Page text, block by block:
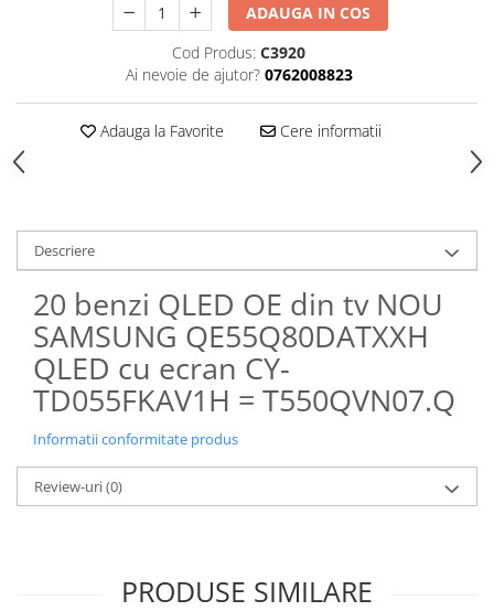
ADAUGA IN COS
Cod Produs: C3920
Ai nevoie de ajutor? 0762008823
Adauga la Favorite Cere informatii
Descriere
20 benzi QLED OE din tv NOU
SAMSUNG QE55Q80DATXXH
QLED cu ecran CY-
TD055FKAV1H = T550QVN07.Q
Informatii conformitate produs
Review-uri(0)
PRODUSE SIMILARE